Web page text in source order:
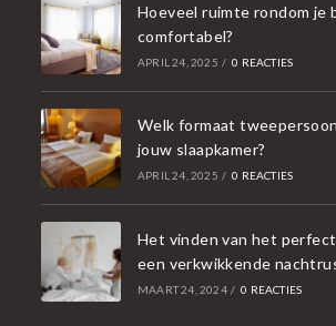
Hoeveel ruimte rondom je
comfortabel?
APRIL 24, 2025 / 0 REACTIES
Welk formaat
jouw slaapkamer?
APRIL 24, 2025 / 0 REACTIES
Het vinden van het
een verkwikkende
MAART 24, 2024 / 0 REACTIES